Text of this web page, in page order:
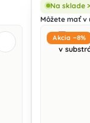
Na sklade
Môžete mať v
Akcia −8%